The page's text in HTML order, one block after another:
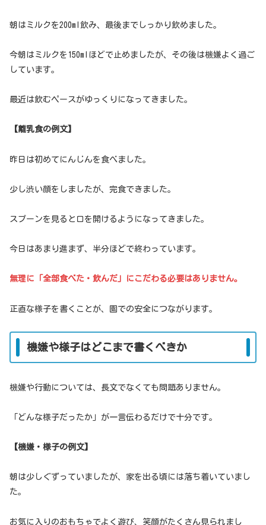
朝はミルクを200ml飲み、最後までしっかり飲めました。
今朝はミルクを150mlほどで止めましたが、その後は機嫌よく過ご
しています。
最近は飲むペースがゆっくりになってきました。
【離乳食の例文】
昨日は初めてにんじんを食べました。
少し渋い顔をしましたが、完食できました。
スプーンを見ると口を開けるようになってきました。
今日はあまり進まず、半分ほどで終わっています。
無理に「全部食べた・飲んだ」にこだわる必要はありません。
正直な様子を書くことが、園での安全につながります。
機嫌や様子はどこまで書くべきか
機嫌や行動については、長文でなくても問題ありません。
「どんな様子だったか」が一言伝わるだけで十分です。
【機嫌・様子の例文】
朝は少しぐずっていましたが、家を出る頃には落ち着いていまし
た。
お気に入りのおもちゃでよく遊び、笑顔がたくさん見られまし